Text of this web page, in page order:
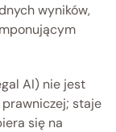
wyników,
AI) nie jest
staje
się na